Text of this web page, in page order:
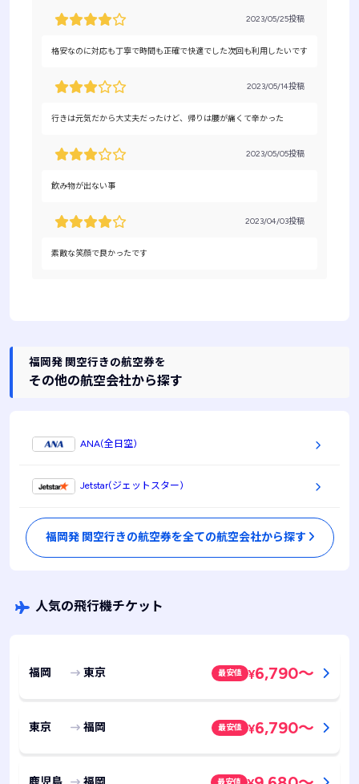
2023/05/25投稿
格安なのに対応も丁寧で時間も正確で快適でした次回も利用したいです
2023/05/14投稿
行きは元気だから大丈夫だったけど、帰りは腰が痛くて辛かった
2023/05/05投稿
飲み物が出ない事
2023/04/03投稿
素敵な笑顔で良かったです
福岡発 関空行きの航空券を
その他の航空会社から探す
ANA(全日空)
Jetstar(ジェットスター)
福岡発 関空行きの航空券を全ての航空会社から探す
人気の飛行機チケット
福岡 東京 最安値 ¥6,790～
東京 福岡 最安値 ¥6,790～
最安値